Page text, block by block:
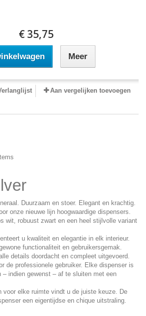
€ 35,75
Meer
Aan vergelijken toevoegen
Duurzaam en stoer. Elegant en krachtig.
onze nieuwe lijn hoogwaardige dispensers.
wit, robuust zwart en een heel stijlvolle variant
u kwaliteit en elegantie in elk interieur.
functionaliteit en gebruikersgemak.
details doordacht en compleet uitgevoerd.
de professionele gebruiker. Elke dispenser is
– indien gewenst – af te sluiten met een
voor elke ruimte vindt u de juiste keuze. De
een eigentijdse en chique uitstraling.